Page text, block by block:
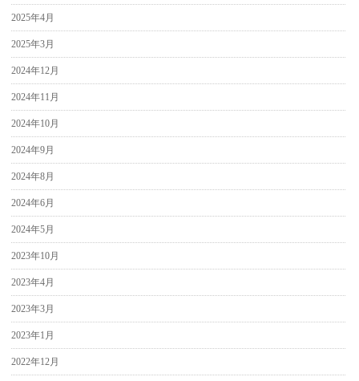
2025年4月
2025年3月
2024年12月
2024年11月
2024年10月
2024年9月
2024年8月
2024年6月
2024年5月
2023年10月
2023年4月
2023年3月
2023年1月
2022年12月